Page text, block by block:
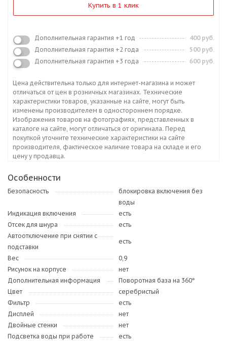
Купить в 1 клик
Дополнительная гарантия +1 год
400 руб.
Дополнительная гарантия +2 года
500 руб.
Дополнительная гарантия +3 года
600 руб.
Цена действительна только для интернет-магазина и может
отличаться от цен в розничных магазинах. Технические
характеристики товаров, указанные на сайте, могут быть
изменены производителем в одностороннем порядке.
Изображения товаров на фотографиях, представленных в
каталоге на сайте, могут отличаться от оригинала. Перед
покупкой уточните технические характеристики на сайте
производителя, фактическое наличие товара на складе и его
цену у продавца.
Особенности
Безопасность
блокировка включения без
воды
Индикация включения
есть
Отсек для шнура
есть
Автоотключение при снятии с
подставки
есть
Вес
0,9
Рисунок на корпусе
нет
Дополнительная информация
Поворотная база на 360°
Цвет
серебристый
Фильтр
есть
Дисплей
нет
Двойные стенки
нет
Подсветка воды при работе
есть